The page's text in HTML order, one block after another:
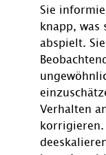
Sie
knapp, was
abspielt.
Verhalten
korrigieren.